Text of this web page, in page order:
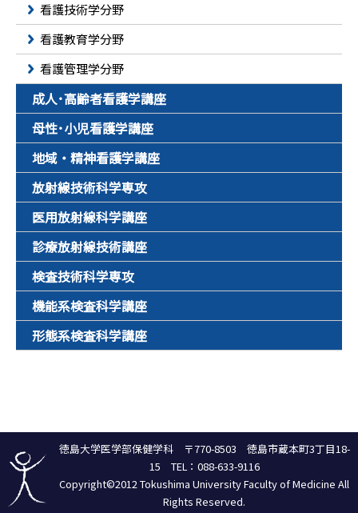
看護技術学分野
看護教育学分野
看護管理学分野
成人･高齢者看護学講座
母性･小児看護学講座
地域・精神看護学講座
放射線技術科学専攻
医用放射線科学講座
診療放射線技術講座
検査技術科学専攻
機能系検査科学講座
形態系検査科学講座
徳島大学医学部保健学科 〒770-8503 徳島市蔵本町3丁目18-
15 TEL：088-633-9116
Copyright©2012 Tokushima University Faculty of Medicine All
Rights Reserved.